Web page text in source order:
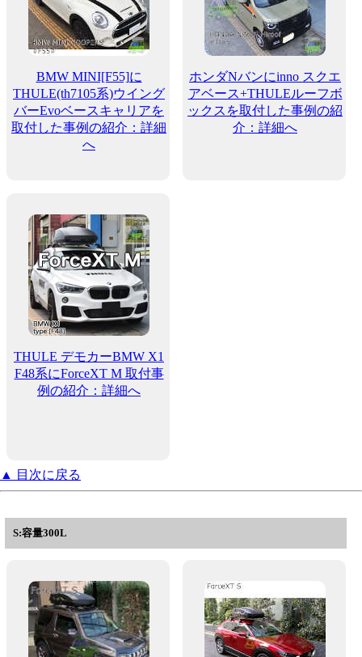
BMW MINI[F55]に
THULE(th7105系)ウイング
バーEvoベースキャリアを
取付した事例の紹介：詳細
へ
ホンダNバンにinno スクエ
アベース+THULEルーフボ
ックスを取付した事例の紹
介：詳細へ
THULE デモカーBMW X1
F48系にForceXT M 取付事
例の紹介：詳細へ
▲ 目次に戻る
S:容量300L